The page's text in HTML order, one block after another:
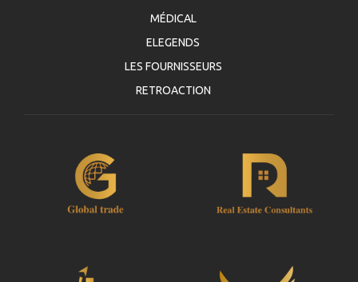
MÉDICAL
ELEGENDS
LES FOURNISSEURS
RETROACTION